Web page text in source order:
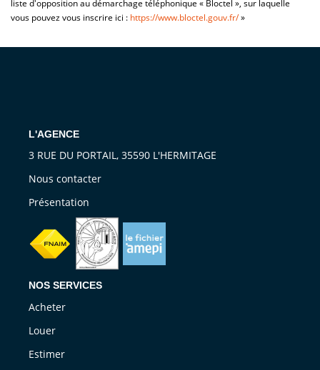
liste d'opposition au démarchage téléphonique « Bloctel », sur laquelle
vous pouvez vous inscrire ici : https://www.bloctel.gouv.fr/»
L'AGENCE
3 RUE DU PORTAIL, 35590 L'HERMITAGE
Nous contacter
Présentation
NOS SERVICES
Acheter
Louer
Estimer